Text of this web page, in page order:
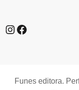
Instagram
Facebook
Funes editora.